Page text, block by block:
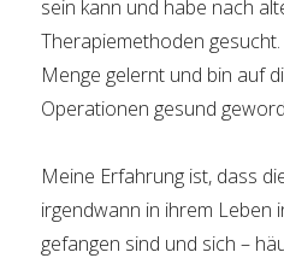
sein kann und habe nach
Therapiemethoden
Menge gelernt und bin auf
Operationen gesund
Meine Erfahrung ist, dass
irgendwann in ihrem Leben
gefangen sind und sich –